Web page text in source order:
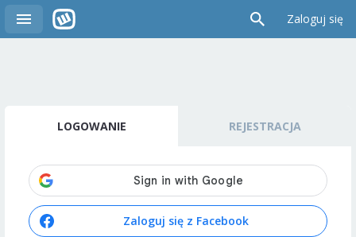
Zaloguj się
LOGOWANIE REJESTRACJA
Zaloguj się z Facebook